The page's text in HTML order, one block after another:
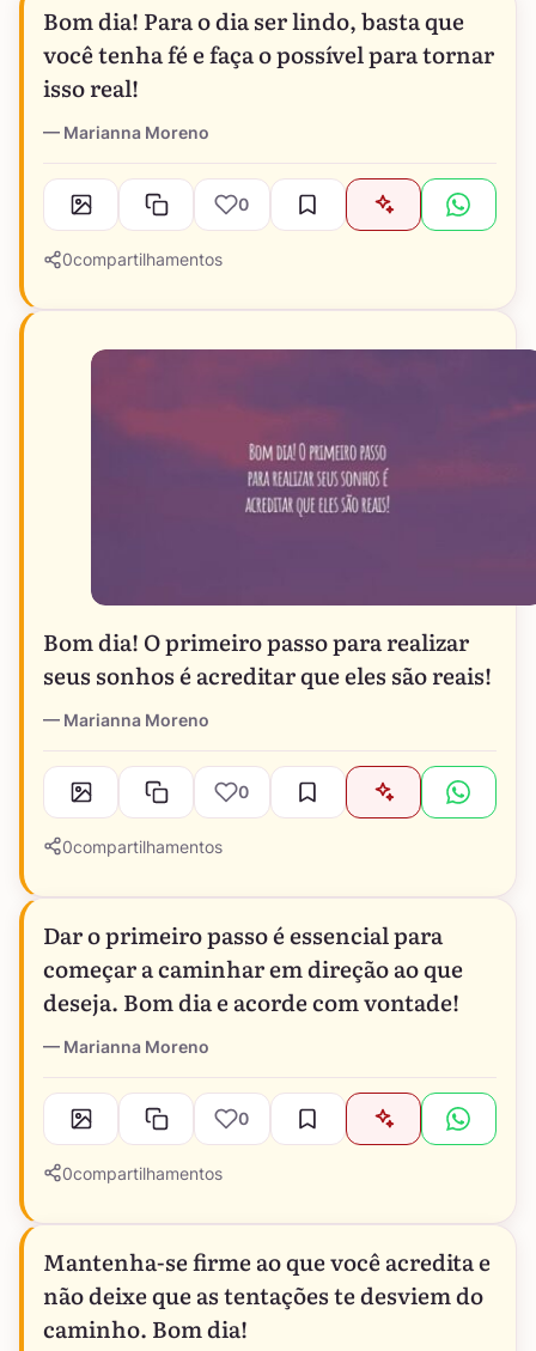
Bom dia! Para o dia ser lindo, basta que
você tenha fé e faça o possível para tornar
isso real!
Marianna Moreno
0
0compartilhamentos
Bom dia! O primeiro passo para realizar
seus sonhos é acreditar que eles são reais!
Marianna Moreno
0
0compartilhamentos
Dar o primeiro passo é essencial para
começar a caminhar em direção ao que
deseja. Bom dia e acorde com vontade!
Marianna Moreno
0
0compartilhamentos
Mantenha-se firme ao que você acredita e
não deixe que as tentações te desviem do
caminho. Bom dia!